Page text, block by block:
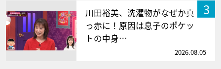
3
川田裕美、洗濯物がなぜか真
っ赤に！原因は息子のポケッ
トの中身…
2026.08.05